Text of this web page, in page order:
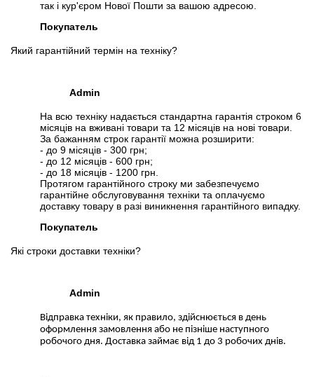
📧Запит оптової ціни
Слідкувати в Instagram
так і кур'єром Нової Пошти за вашою адресою.
Покупатель
Який гарантійний термін на техніку?
Admin
На всю техніку надається стандартна гарантія строком 6
місяців на вживані товари та 12 місяців на нові товари.
За бажанням строк гарантії можна розширити:
- до 9 місяців - 300 грн;
- до 12 місяців - 600 грн;
- до 18 місяців - 1200 грн.
Протягом гарантійного строку ми забезпечуємо
гарантійне обслуговування техніки та оплачуємо
доставку товару в разі виникнення гарантійного випадку.
Покупатель
Які строки доставки техніки?
Admin
Відправка техніки, як правило, здійснюється в день
оформлення замовлення або не пізніше наступного
робочого дня. Доставка займає від 1 до 3 робочих днів.